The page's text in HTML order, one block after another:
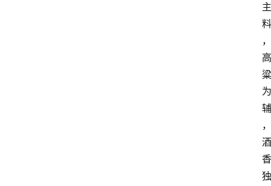
主
料
，
高
粱
为
辅
，
酒
香
独